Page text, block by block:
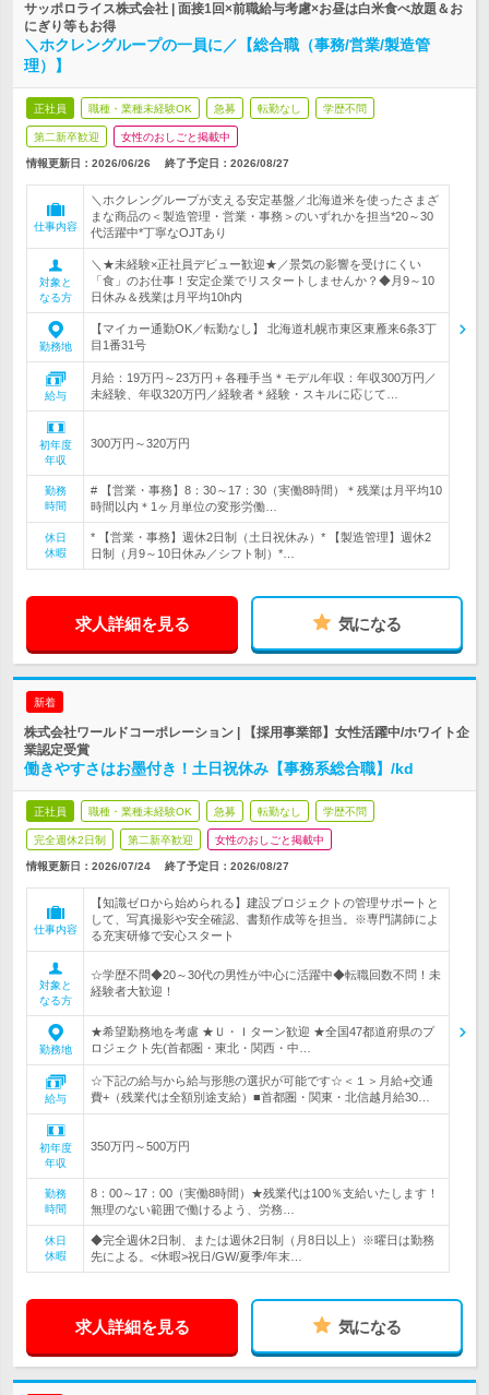
サッポロライス株式会社 | 面接1回×前職給与考慮×お昼は白米食べ放題＆お
にぎり等もお得
＼ホクレングループの一員に／【総合職（事務/営業/製造管
理）】
正社員 職種・業種未経験OK 急募 転勤なし 学歴不問
第二新卒歓迎 女性のおしごと掲載中
情報更新日：2026/06/26 終了予定日： 2026/08/27
仕事内容
＼ホクレングループが支える安定基盤／北海道米を使ったさまざ
まな商品の＜製造管理・営業・事務＞のいずれかを担当*20～30
代活躍中*丁寧なOJTあり
対象と
なる方
＼★未経験×正社員デビュー歓迎★／景気の影響を受けにくい
「食」のお仕事！安定企業でリスタートしませんか？◆月9～10
日休み＆残業は月平均10h内
勤務地
【マイカー通勤OK／転勤なし】 北海道札幌市東区東雁来6条3丁
目1番31号
給与
月給：19万円～23万円＋各種手当＊モデル年収：年収300万円／
未経験、年収320万円／経験者＊経験・スキルに応じて…
初年度
年収
300万円～320万円
勤務
時間
# 【営業・事務】8：30～17：30（実働8時間）＊残業は月平均10
時間以内＊1ヶ月単位の変形労働…
休日
休暇
* 【営業・事務】週休2日制（土日祝休み）* 【製造管理】週休2
日制（月9～10日休み／シフト制）*…
求人詳細を見る 気になる
新着
株式会社ワールドコーポレーション | 【採用事業部】女性活躍中/ホワイト企
業認定受賞
働きやすさはお墨付き！土日祝休み【事務系総合職】/kd
正社員 職種・業種未経験OK 急募 転勤なし 学歴不問
完全週休2日制 第二新卒歓迎 女性のおしごと掲載中
情報更新日：2026/07/24 終了予定日： 2026/08/27
仕事内容
【知識ゼロから始められる】建設プロジェクトの管理サポートと
して、写真撮影や安全確認、書類作成等を担当。※専門講師によ
る充実研修で安心スタート
対象と
なる方
☆学歴不問◆20～30代の男性が中心に活躍中◆転職回数不問！未
経験者大歓迎！
勤務地
★希望勤務地を考慮 ★Ｕ・Ｉターン歓迎 ★全国47都道府県のプ
ロジェクト先(首都圏・東北・関西・中…
給与
☆下記の給与から給与形態の選択が可能です☆＜１＞月給+交通
費+（残業代は全額別途支給）■首都圏・関東・北信越月給30…
初年度
年収
350万円～500万円
勤務
時間
8：00～17：00（実働8時間）★残業代は100％支給いたします！
無理のない範囲で働けるよう、労務…
休日
休暇
◆完全週休2日制、または週休2日制（月8日以上）※曜日は勤務
先による。<休暇>祝日/GW/夏季/年末…
求人詳細を見る 気になる